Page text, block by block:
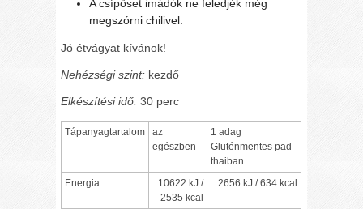
A csípőset imádók ne feledjék még
megszórni chilivel.
Jó étvágyat kívánok!
Nehézségi szint: kezdő
Elkészítési idő: 30 perc
Tápanyagtartalom
az
egészben
1 adag
Gluténmentes pad
thaiban
Energia
10622 kJ /
2535 kcal
2656 kJ / 634 kcal